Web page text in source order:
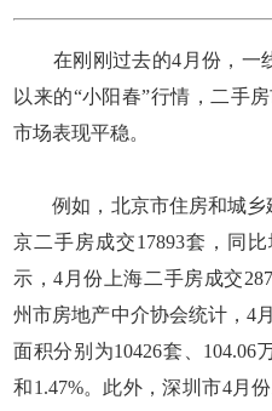
在刚刚过去的4月份，一
以来的“小阳春”行情，二手
市场表现平稳。
例如，北京市住房和城乡
京二手房成交17893套，同
示，4月份上海二手房成交
州市房地产中介协会统计，4
面积分别为10426套、104.06
和1.47%。此外，深圳市4月